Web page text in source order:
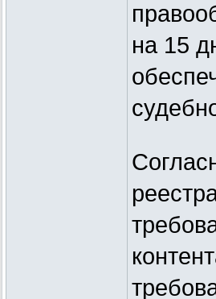
на 15